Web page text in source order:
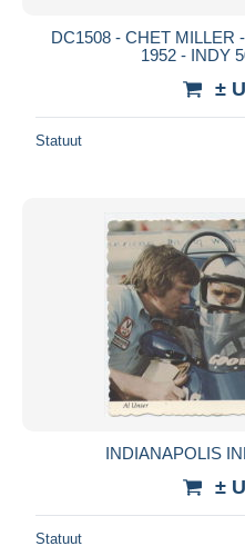
DC1508 - CHET MILLER
1952 - INDY
±
Statuut
INDIANAPOLIS
±
Statuut